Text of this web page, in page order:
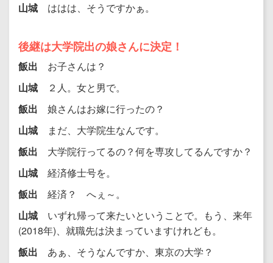
山城 ははは、そうですかぁ。
後継は大学院出の娘さんに決定！
飯出 お子さんは？
山城 ２人。女と男で。
飯出 娘さんはお嫁に行ったの？
山城 まだ、大学院生なんです。
飯出 大学院行ってるの？何を専攻してるんですか？
山城 経済修士号を。
飯出 経済？ へぇ～。
山城 いずれ帰って来たいということで。もう、来年
(2018年)、就職先は決まっていますけれども。
飯出 あぁ、そうなんですか、東京の大学？